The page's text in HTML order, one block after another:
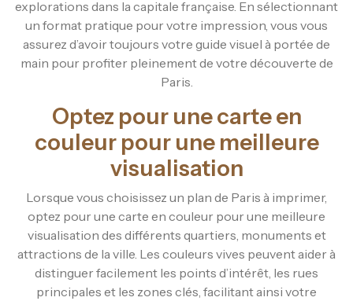
explorations dans la capitale française. En sélectionnant
un format pratique pour votre impression, vous vous
assurez d’avoir toujours votre guide visuel à portée de
main pour profiter pleinement de votre découverte de
Paris.
Optez pour une carte en
couleur pour une meilleure
visualisation
Lorsque vous choisissez un plan de Paris à imprimer,
optez pour une carte en couleur pour une meilleure
visualisation des différents quartiers, monuments et
attractions de la ville. Les couleurs vives peuvent aider à
distinguer facilement les points d’intérêt, les rues
principales et les zones clés, facilitant ainsi votre